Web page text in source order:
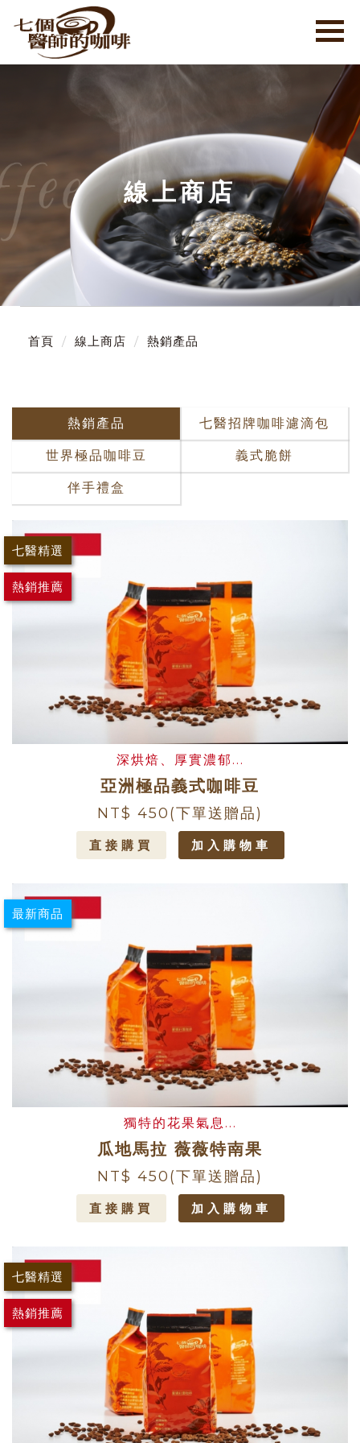
線上商店
首頁 線上商店 熱銷產品
熱銷產品 七醫招牌咖啡濾滴包
世界極品咖啡豆 義式脆餅
伴手禮盒
七醫精選
熱銷推薦
深烘焙、厚實濃郁...
亞洲極品義式咖啡豆
NT$ 450(下單送贈品)
直接購買 加入購物車
最新商品
獨特的花果氣息...
瓜地馬拉 薇薇特南果
NT$ 450(下單送贈品)
直接購買 加入購物車
七醫精選
熱銷推薦